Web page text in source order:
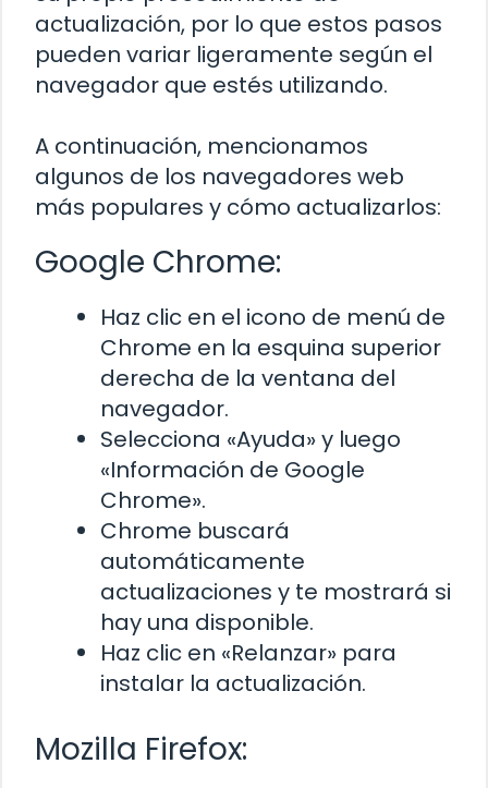
actualización, por lo que estos pasos
pueden variar ligeramente según el
navegador que estés utilizando.
A continuación, mencionamos
algunos de los navegadores web
más populares y cómo actualizarlos:
Google Chrome:
Haz clic en el icono de menú de
Chrome en la esquina superior
derecha de la ventana del
navegador.
Selecciona «Ayuda» y luego
«Información de Google
Chrome».
Chrome buscará
automáticamente
actualizaciones y te mostrará si
hay una disponible.
Haz clic en «Relanzar» para
instalar la actualización.
Mozilla Firefox: